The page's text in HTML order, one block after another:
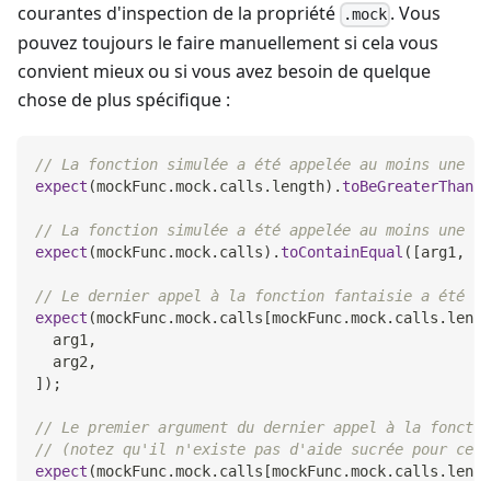
courantes d'inspection de la propriété
.mock . Vous
pouvez toujours le faire manuellement si cela vous
convient mieux ou si vous avez besoin de quelque
chose de plus spécifique :
// La fonction simulée a été appelée au moins une
expect (mockFunc.mock. calls . length) . toBeGreaterThan
// La fonction simulée a été appelée au moins une
expect (mockFunc.mock. calls) . toContainEqual ( [arg1 ,
// Le dernier appel à la fonction fantaisie a été
expect (mockFunc.mock. calls [mockFunc.mock. calls .
  arg1
,
  arg2
,
] ) ;
// Le premier argument du dernier appel à la
// (notez qu'il n'existe pas d'aide sucrée pour
expect (mockFunc.mock. calls [mockFunc.mock. calls .